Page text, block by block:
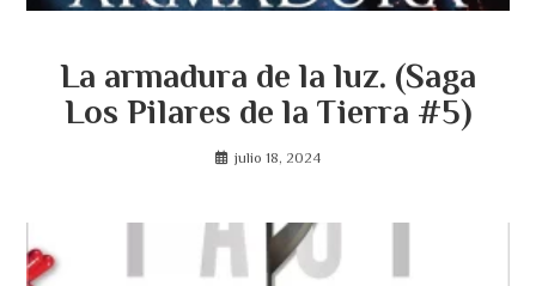
La armadura de la luz. (Saga
Los Pilares de la Tierra #5)
julio 18, 2024